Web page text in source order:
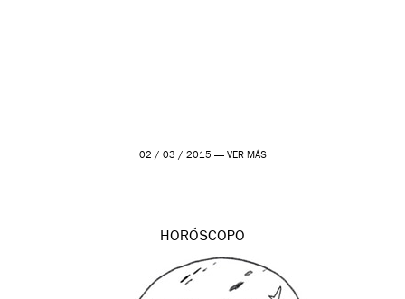
02 / 03 / 2015 — VER MÁS
HORÓSCOPO